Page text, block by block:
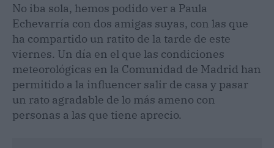
No iba sola, hemos podido ver a Paula
Echevarría con dos amigas suyas, con las que
ha compartido un ratito de la tarde de este
viernes. Un día en el que las condiciones
meteorológicas en la Comunidad de Madrid han
permitido a la influencer salir de casa y pasar
un rato agradable de lo más ameno con
personas a las que tiene aprecio.